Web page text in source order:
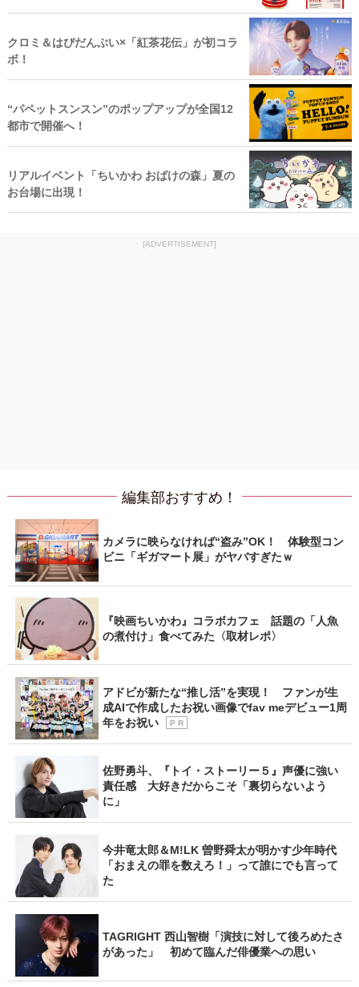
クロミ＆はぴだんぶい×「紅茶花伝」が初コラ
ボ！
“パペットスンスン”のポップアップが全国12
都市で開催へ！
リアルイベント「ちいかわ おばけの森」夏の
お台場に出現！
[ADVERTISEMENT]
編集部おすすめ！
カメラに映らなければ“盗み”OK！ 体験型コン
ビニ「ギガマート展」がヤバすぎたｗ
『映画ちいかわ』コラボカフェ 話題の「人魚
の煮付け」食べてみた〈取材レポ〉
アドビが新たな“推し活”を実現！ ファンが生
成AIで作成したお祝い画像でfav meデビュー1周
年をお祝い
P R
佐野勇斗、『トイ・ストーリー５』声優に強い
責任感 大好きだからこそ「裏切らないよう
に」
今井竜太郎＆M!LK 曽野舜太が明かす少年時代
「おまえの罪を数えろ！」って誰にでも言って
た
TAGRIGHT 西山智樹「演技に対して後ろめたさ
があった」 初めて臨んだ俳優業への思い